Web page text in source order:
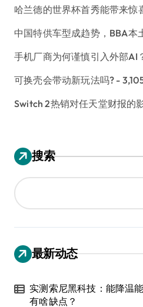
哈兰德的世界杯首秀能带来惊
中国特供车型成趋势，BBA本
手机厂商为何谨慎引入外部AI
可换壳会带动新玩法吗? -
Switch 2热销对任天堂财报的
搜索
最新动态
实测索尼黑科技：能降温
有啥缺点？